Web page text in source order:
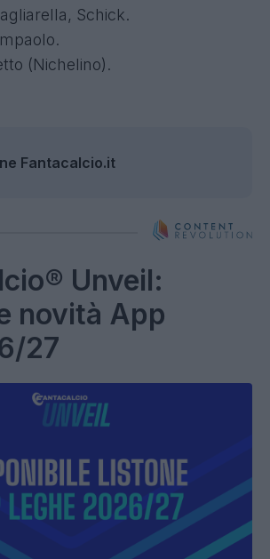
Schick.
(Nichelino).
Fantacalcio.it
Unveil:
novità App
27